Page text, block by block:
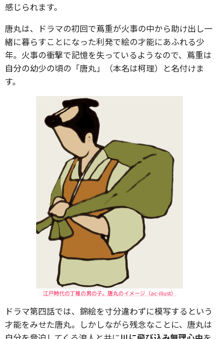
感じられます。
唐丸は、ドラマの初回で蔦重が火事の中から助け出し一
緒に暮らすことになった利発で絵の才能にあふれる少
年。火事の衝撃で記憶を失っているようなので、蔦重は
自分の幼少の頃の「唐丸」（本名は柯理）と名付けま
す。
江戸時代の丁稚の男の子。唐丸のイメージ（ac-illust）
ドラマ第四話では、錦絵を寸分違わずに模写するという
才能をみせた唐丸。しかしながら残念なことに、唐丸は